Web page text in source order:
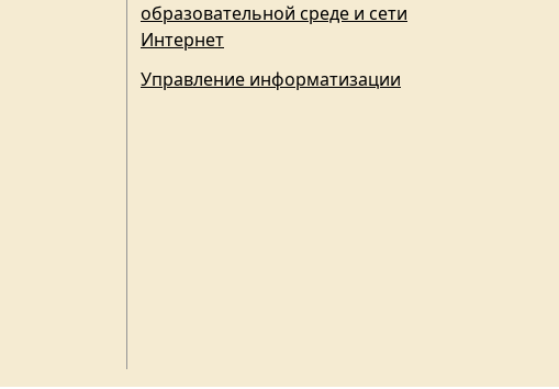
образовательной среде и сети
Интернет
Управление информатизации